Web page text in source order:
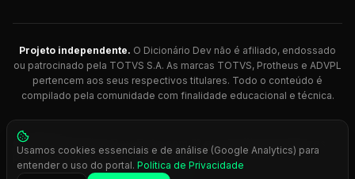
Projeto independente. O Dicionário Dev não é afiliado, endossado
ou patrocinado pela TOTVS S.A. As marcas TOTVS, Protheus e ADVPL
pertencem aos seus respectivos titulares. Todo o conteúdo é
compilado pela comunidade com finalidade educacional e técnica.
© 2026 Dicionário Dev. Feito com 💚 para desenvolvedores
Protheus.
Press Ctrl+K
Usamos cookies essenciais e de análise (Google Analytics) para
entender o uso do portal. Política de Privacidade